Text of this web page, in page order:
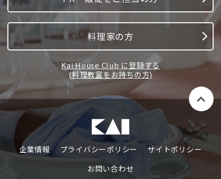
料理家の方
Kai House Club に登録する
(料理教室をお持ちの方)
企業情報 プライバシーポリシー
サイトポリシー
お問い合わせ